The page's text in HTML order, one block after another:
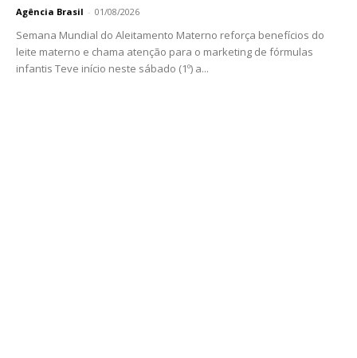
Agência Brasil - 01/08/2026
Semana Mundial do Aleitamento Materno reforça benefícios do
leite materno e chama atenção para o marketing de fórmulas
infantis Teve início neste sábado (1º) a...